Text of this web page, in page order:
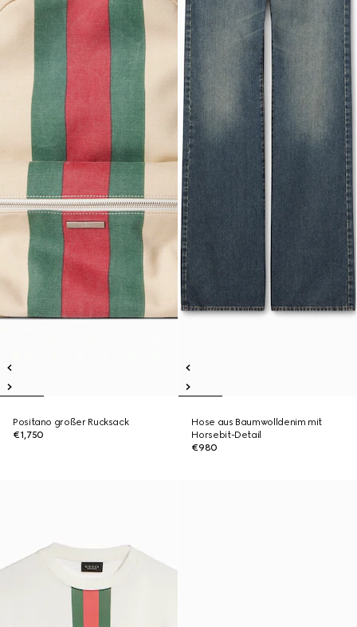
Positano großer Rucksack
€1,750
Hose aus Baumwolldenim mit
Horsebit-Detail
€980